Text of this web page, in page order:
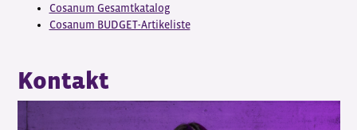
Cosanum Gesamtkatalog
Cosanum BUDGET-Artikeliste
Kontakt